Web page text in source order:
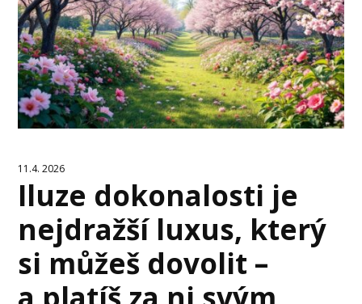
11.4. 2026
Iluze dokonalosti je
nejdražší luxus, který
si můžeš dovolit –